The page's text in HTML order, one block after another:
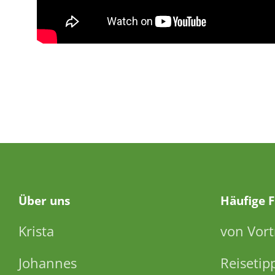
Über uns
Krista
Johannes
Häufige
von